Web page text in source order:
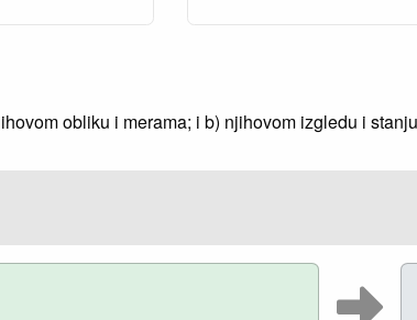
obliku i merama; i b) njihovom izgledu i